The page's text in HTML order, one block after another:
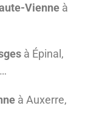
Vienne à
à Épinal,
à Auxerre,